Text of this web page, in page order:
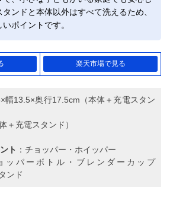
ンドと本体以外はすべて洗えるため、
ポイントです。
楽天市場で見る
幅13.5×奥行17.5cm（本体＋充電スタン
＋充電スタンド）
ト ：チョッパー・ホイッパー
ッパーボトル・ブレンダーカップ
ンド